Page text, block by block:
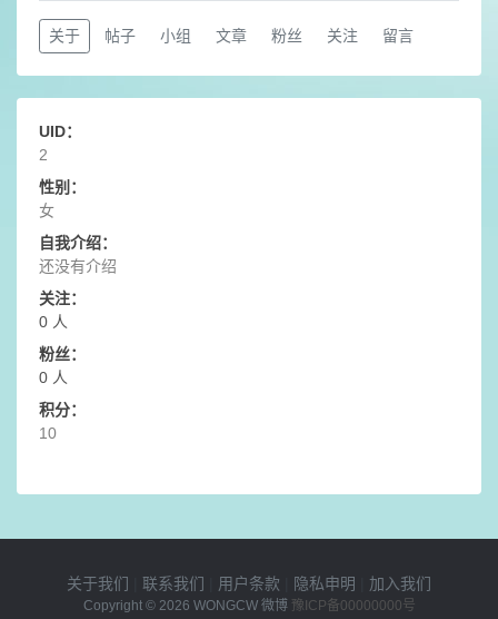
关于 帖子 小组 文章 粉丝 关注 留言
UID：
2
性别：
女
自我介绍：
还没有介绍
关注：
0 人
粉丝：
0 人
积分：
10
关于我们 联系我们 用户条款 隐私申明 加入我们
Copyright © 2026 WONGCW 微博 豫ICP备00000000号